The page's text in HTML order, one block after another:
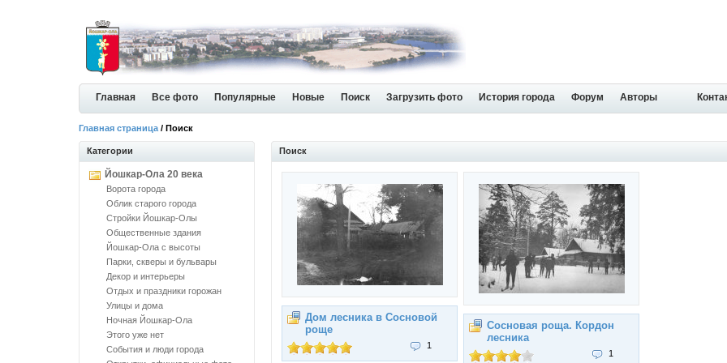
Главная Все фото Популярные Новые Поиск Загрузить фото История города Форум Авторы
Главная страница / Поиск
Категории
Йошкар-Ола 20 века
Ворота города
Облик старого города
Стройки Йошкар-Олы
Общественные здания
Йошкар-Ола с высоты
Парки, скверы и бульвары
Декор и интерьеры
Отдых и праздники горожан
Улицы и дома
Ночная Йошкар-Ола
Этого уже нет
События и люди города
Поиск
Дом лесника в Сосновой
роще
1
Сосновая роща. Кордон
лесника
1